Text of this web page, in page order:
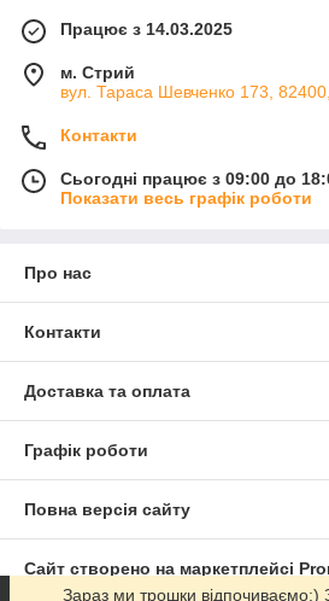
Працює з 14.03.2025
м. Стрий
вул. Тараса Шевченко 173,
Контакти
Сьогодні працює з 09:00 до
Показати весь графік роботи
Про нас
Контакти
Доставка та оплата
Графік роботи
Повна версія сайту
Сайт створено на маркетплейсі
Зараз ми трошки відпочиваємо:)